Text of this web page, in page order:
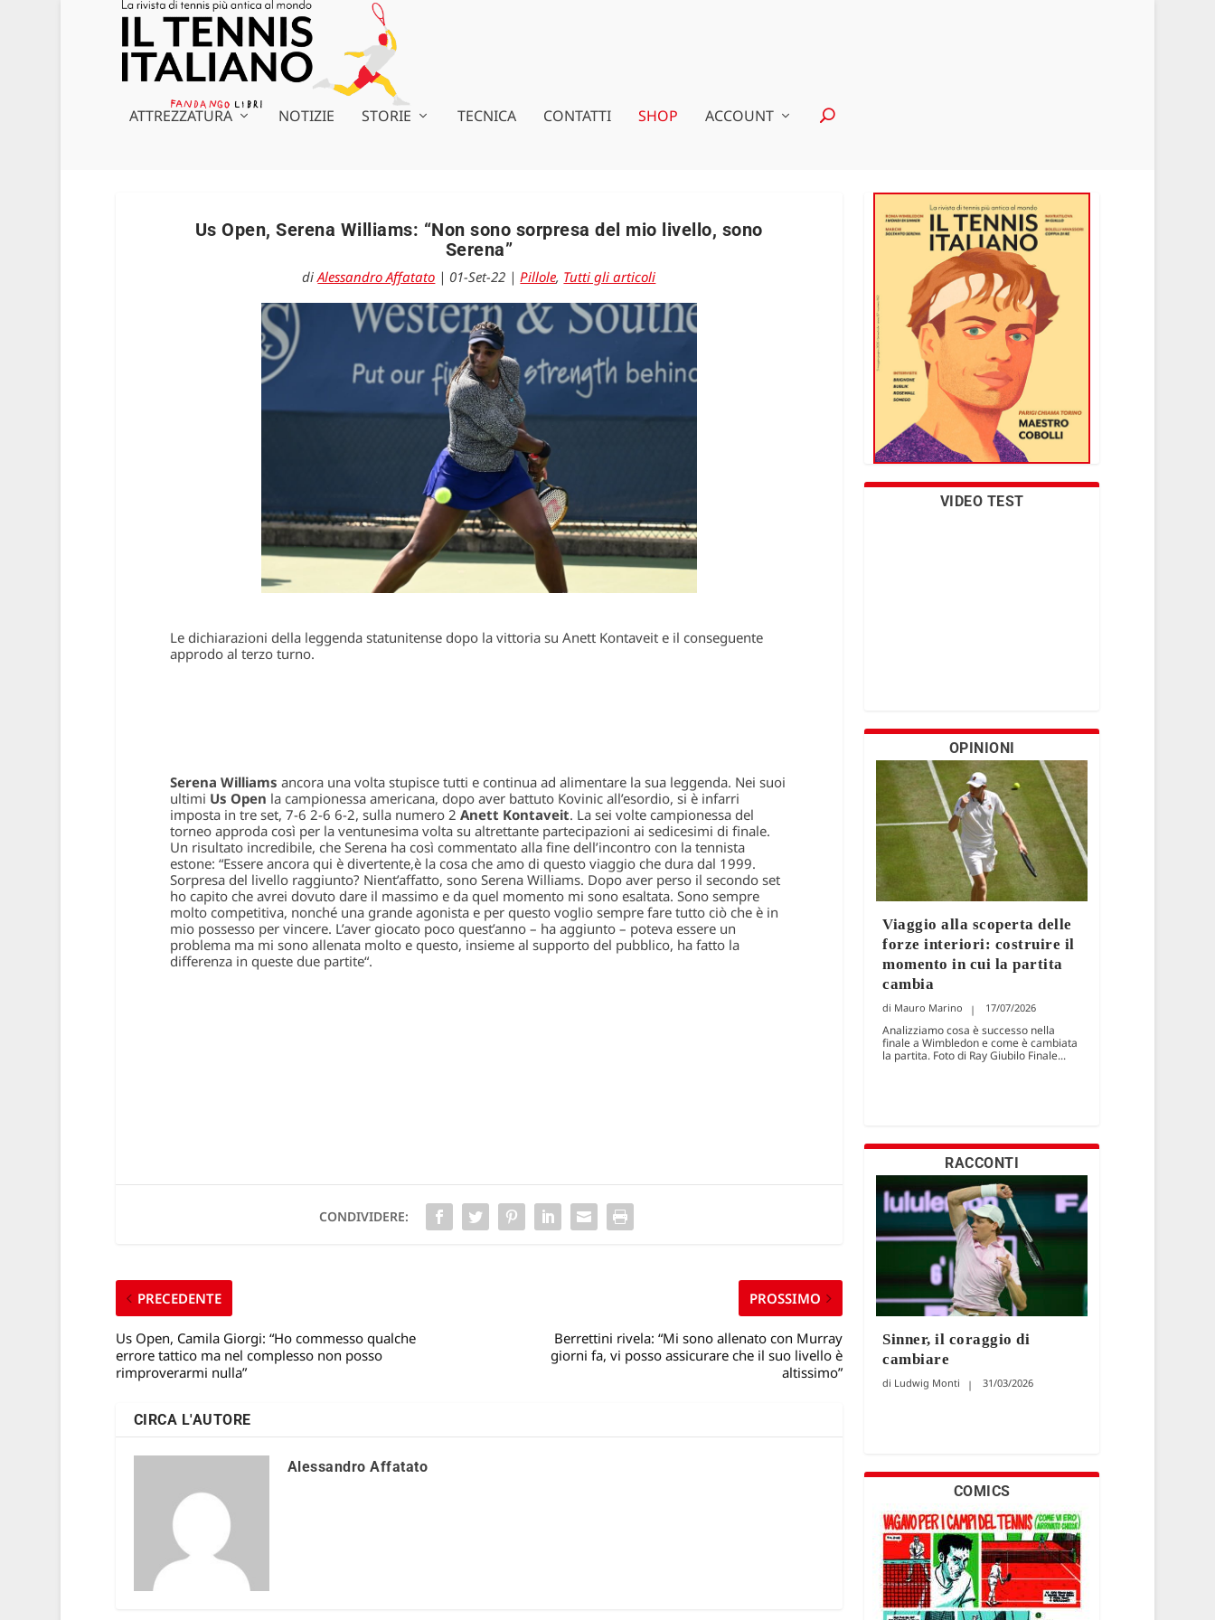
ATTREZZATURA NOTIZIE STORIE TECNICA CONTATTI SHOP ACCOUNT
Us Open, Serena Williams: “Non sono sorpresa del mio livello, sono
Serena”
diAlessandro Affatato | 01-Set-22 |Pillole, Tutti gli articoli
Le dichiarazioni della leggenda statunitense dopo la vittoria su Anett Kontaveit e il conseguente
approdo al terzo turno.
Serena Williams ancora una volta stupisce tutti e continua ad alimentare la sua leggenda. Nei suoi
ultimi Us Open la campionessa americana, dopo aver battuto Kovinic all’esordio, si è infarri
imposta in tre set, 7-6 2-6 6-2, sulla numero 2 Anett Kontaveit. La sei volte campionessa del
torneo approda così per la ventunesima volta su altrettante partecipazioni ai sedicesimi di finale.
Un risultato incredibile, che Serena ha così commentato alla fine dell’incontro con la tennista
estone: “Essere ancora qui è divertente,è la cosa che amo di questo viaggio che dura dal 1999.
Sorpresa del livello raggiunto? Nient’affatto, sono Serena Williams. Dopo aver perso il secondo set
ho capito che avrei dovuto dare il massimo e da quel momento mi sono esaltata. Sono sempre
molto competitiva, nonché una grande agonista e per questo voglio sempre fare tutto ciò che è in
mio possesso per vincere. L’aver giocato poco quest’anno – ha aggiunto – poteva essere un
problema ma mi sono allenata molto e questo, insieme al supporto del pubblico, ha fatto la
differenza in queste due partite“.
CONDIVIDERE:
PRECEDENTE
Us Open, Camila Giorgi: “Ho commesso qualche
errore tattico ma nel complesso non posso
rimproverarmi nulla”
PROSSIMO
Berrettini rivela: “Mi sono allenato con Murray
giorni fa, vi posso assicurare che il suo livello è
altissimo”
CIRCA L'AUTORE
Alessandro Affatato
VIDEO TEST
OPINIONI
Viaggio alla scoperta delle
forze interiori: costruire il
momento in cui la partita
cambia
Mauro Marino 17/07/2026
Analizziamo cosa è successo nella
finale a Wimbledon e come è cambiata
la partita. Foto di Ray Giubilo Finale...
RACCONTI
Sinner, il coraggio di
cambiare
Ludwig Monti 31/03/2026
COMICS